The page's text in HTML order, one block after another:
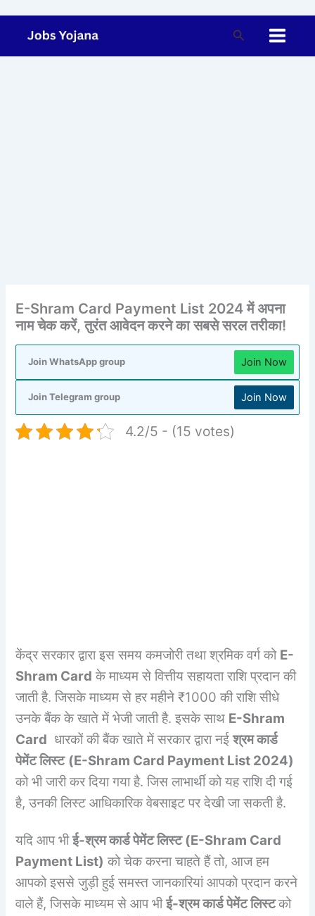
content
Search
E-Shram Card Payment List 2024 में अपना
नाम चेक करें, तुरंत आवेदन करने का सबसे सरल तरीका!
Join WhatsApp group Join Now
Join Telegram group Join Now
4.2/5 - (15 votes)
केंद्र सरकार द्वारा इस समय कमजोरी तथा श्रमिक वर्ग को E-
Shram Card के माध्यम से वित्तीय सहायता राशि प्रदान की
जाती है. जिसके माध्यम से हर महीने ₹1000 की राशि सीधे
उनके बैंक के खाते में भेजी जाती है. इसके साथ E-Shram
Card धारकों की बैंक खाते में सरकार द्वारा नईश्रम कार्ड
पेमेंट लिस्ट (E-Shram Card Payment List 2024)
को भी जारी कर दिया गया है. जिस लाभार्थी को यह राशि दी गई
है, उनकी लिस्ट आधिकारिक वेबसाइट पर देखी जा सकती है.
यदि आप भीई-श्रम कार्ड पेमेंट लिस्ट (E-Shram Card
Payment List) को चेक करना चाहते हैं तो, आज हम
आपको इससे जुड़ी हुई समस्त जानकारियां आपको प्रदान करने
वाले हैं, जिसके माध्यम से आप भीई-श्रम कार्ड पेमेंट लिस्टको